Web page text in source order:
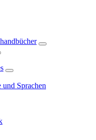
und Sprachen